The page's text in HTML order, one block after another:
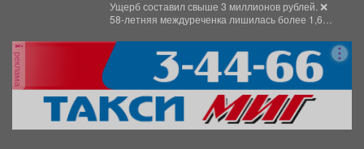
Ущерб составил свыше 3 миллионов рублей. ❌
58-летняя междуреченка лишилась более 1,6
реклама